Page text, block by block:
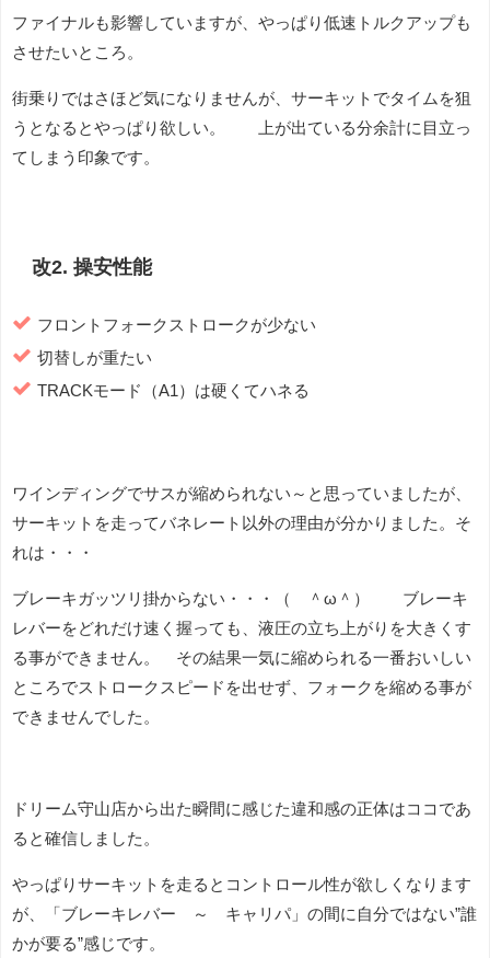
ファイナルも影響していますが、やっぱり低速トルクアップも
させたいところ。
街乗りではさほど気になりませんが、サーキットでタイムを狙
うとなるとやっぱり欲しい。 上が出ている分余計に目立っ
てしまう印象です。
改2. 操安性能
フロントフォークストロークが少ない
切替しが重たい
TRACKモード（A1）は硬くてハネる
ワインディングでサスが縮められない～と思っていましたが、
サーキットを走ってバネレート以外の理由が分かりました。そ
れは・・・
ブレーキガッツリ掛からない・・・（ ＾ω＾） ブレーキ
レバーをどれだけ速く握っても、液圧の立ち上がりを大きくす
る事ができません。 その結果一気に縮められる一番おいしい
ところでストロークスピードを出せず、フォークを縮める事が
できませんでした。
ドリーム守山店から出た瞬間に感じた違和感の正体はココであ
ると確信しました。
やっぱりサーキットを走るとコントロール性が欲しくなります
が、「ブレーキレバー ～ キャリパ」の間に自分ではない”誰
かが要る”感じです。